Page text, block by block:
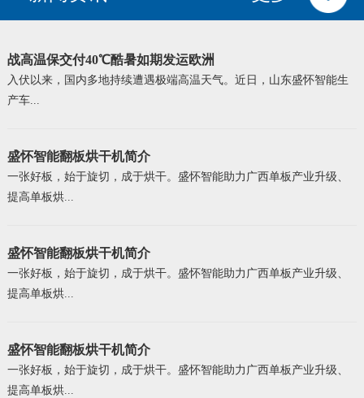
战高温保交付40℃酷暑如期发运欧洲
入伏以来，国内多地持续遭遇极端高温天气。近日，山东盛怀智能生
产车...
盛怀智能翻板烘干机简介
一张好板，始于旋切，成于烘干。盛怀智能助力广西单板产业升级、
提高单板烘...
盛怀智能翻板烘干机简介
一张好板，始于旋切，成于烘干。盛怀智能助力广西单板产业升级、
提高单板烘...
盛怀智能翻板烘干机简介
一张好板，始于旋切，成于烘干。盛怀智能助力广西单板产业升级、
提高单板烘...